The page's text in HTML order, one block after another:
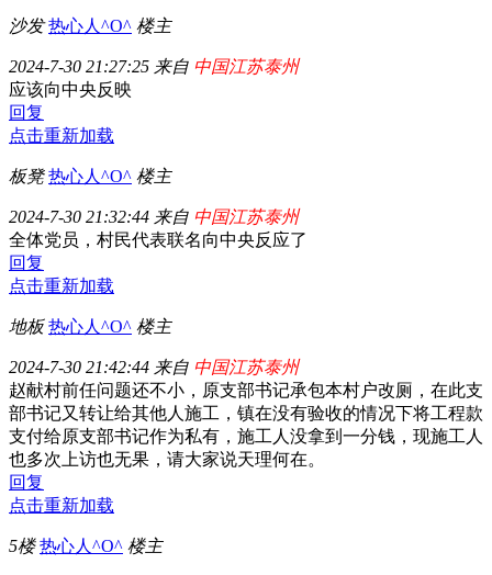
沙发 热心人^O^ 楼主
2024-7-30 21:27:25 来自 中国江苏泰州
应该向中央反映
回复
点击重新加载
板凳 热心人^O^ 楼主
2024-7-30 21:32:44 来自 中国江苏泰州
全体党员，村民代表联名向中央反应了
回复
点击重新加载
地板 热心人^O^ 楼主
2024-7-30 21:42:44 来自 中国江苏泰州
赵献村前任问题还不小，原支部书记承包本村户改厕，在此支
部书记又转让给其他人施工，镇在没有验收的情况下将工程款
支付给原支部书记作为私有，施工人没拿到一分钱，现施工人
也多次上访也无果，请大家说天理何在。
回复
点击重新加载
5楼 热心人^O^ 楼主